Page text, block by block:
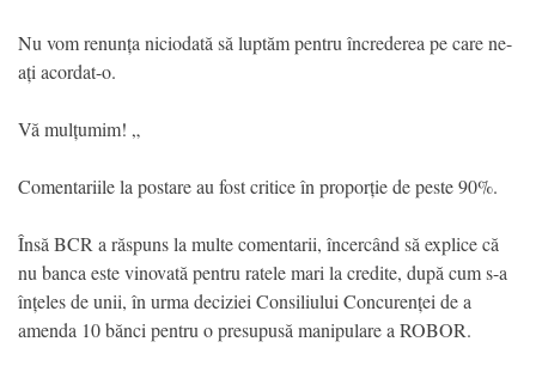
Nu vom renunța niciodată să luptăm pentru încrederea pe care ne-
ați acordat-o.
Vă mulțumim! „
Comentariile la postare au fost critice în proporție de peste 90%.
Însă BCR a răspuns la multe comentarii, încercând să explice că
nu banca este vinovată pentru ratele mari la credite, după cum s-a
înțeles de unii, în urma deciziei Consiliului Concurenței de a
amenda 10 bănci pentru o presupusă manipulare a ROBOR.